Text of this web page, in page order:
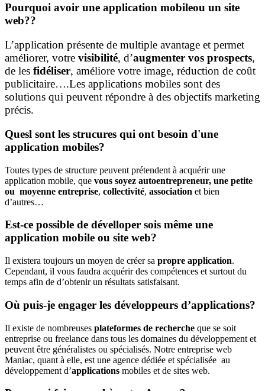
Pourquoi avoir une application mobileou un site
web??
L’application présente de multiple avantage et permet
améliorer, votre visibilité, d’augmenter vos prospects,
de les fidéliser, améliore votre image, réduction de coût
publicitaire….Les applications mobiles sont des
solutions qui peuvent répondre à des objectifs marketing
précis.
Quesl sont les strucures qui ont besoin d'une
application mobiles?
Toutes types de structure peuvent prétendent à acquérir une
application mobile, que vous soyez autoentrepreneur, une petite
ou moyenne entreprise, collectivité, association et bien
d’autres…
Est-ce possible de dévelloper sois même une
application mobile ou site web?
Il existera toujours un moyen de créer sa propre application.
Cependant, il vous faudra acquérir des compétences et surtout du
temps afin de d’obtenir un résultats satisfaisant.
Où puis-je engager les développeurs d’applications?
Il existe de nombreuses plateformes de recherche que se soit
entreprise ou freelance dans tous les domaines du développement et
peuvent être généralistes ou spécialisés. Notre entreprise web
Maniac, quant à elle, est une agence dédiée et spécialisée au
développement d’applications mobiles et de sites web.